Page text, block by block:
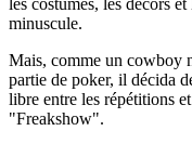
minuscule.
Mais, comme un cowboy
partie de poker, il décida
libre entre les répétitions
"Freakshow".